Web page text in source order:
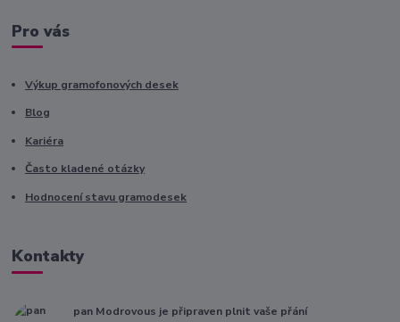
Pro vás
Výkup gramofonových desek
Blog
Kariéra
Často kladené otázky
Hodnocení stavu gramodesek
Kontakty
pan Modrovous je připraven plnit vaše přání